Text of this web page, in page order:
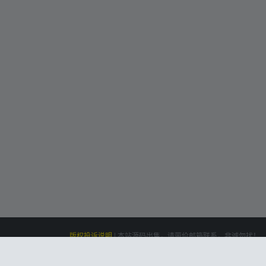
版权投诉说明|本站源码出售，请带价邮箱联系，非诚勿扰！